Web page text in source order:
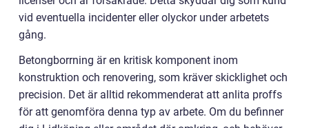
vid eventuella incidenter eller olyckor under arbetets
gång.
Betongborrning är en kritisk komponent inom
konstruktion och renovering, som kräver skicklighet och
precision. Det är alltid rekommenderat att anlita proffs
för att genomföra denna typ av arbete. Om du befinner